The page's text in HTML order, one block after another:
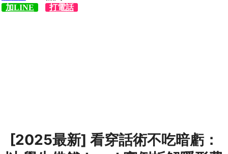
[2025最新] 看穿話術不吃暗虧：